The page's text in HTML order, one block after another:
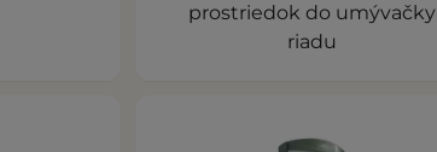
prostriedok do umývačky
riadu